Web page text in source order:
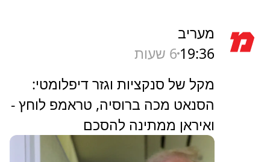
מעריב
19:36 6 שעות
מקל של סנקציות וגזר דיפלומטי:
הסנאט מכה ברוסיה, טראמפ לוחץ -
ואיראן ממתינה להסכם